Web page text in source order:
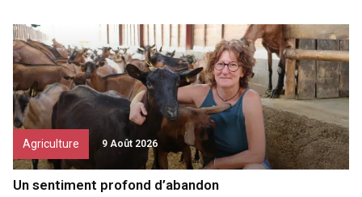
Agriculture 9 Août 2026
Un sentiment profond d’abandon